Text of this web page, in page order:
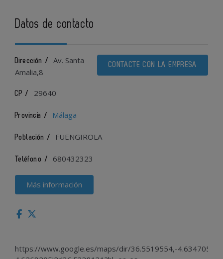
Datos de contacto
CONTACTE CON LA EMPRESA
Dirección /
Av. Santa
Amalia,8
CP / 29640
Provincia / Málaga
Población / FUENGIROLA
Teléfono / 680432323
Más información
https://www.google.es/maps/dir/36.5519554,-4.634705/